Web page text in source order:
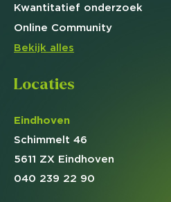
Kwantitatief onderzoek
Online Community
Bekijk alles
Locaties
Eindhoven
Schimmelt 46
5611 ZX Eindhoven
040 239 22 90